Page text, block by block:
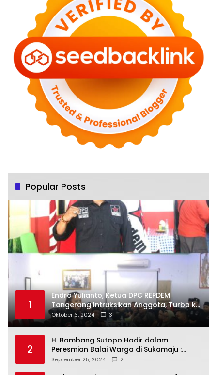
Popular Posts
1
Endro Yulianto, Ketua DPC REPDEM
Tangerang Intruksikan Anggota, Turba ke
Masyarakat Dan Jalani Apa Yang di
Putuskan RAKERCABSUS
Oktober 6, 2024 3
2
H. Bambang Sutopo Hadir dalam
Peresmian Balai Warga di Sukamaju :
Wadah Baru untuk Kolaborasi dan
September 25, 2024 2